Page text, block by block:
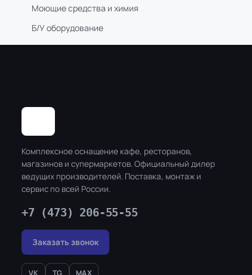
Моющие средства и химия
Б/У оборудование
Комплексное оснащение кафе, ресторанов,
магазинов и супермаркетов. Официальный дилер
ведущих производителей. Поставка, монтаж и
сервис по всей России.
+7 (473) 206-55-55
Заказать звонок
VK TG MAX